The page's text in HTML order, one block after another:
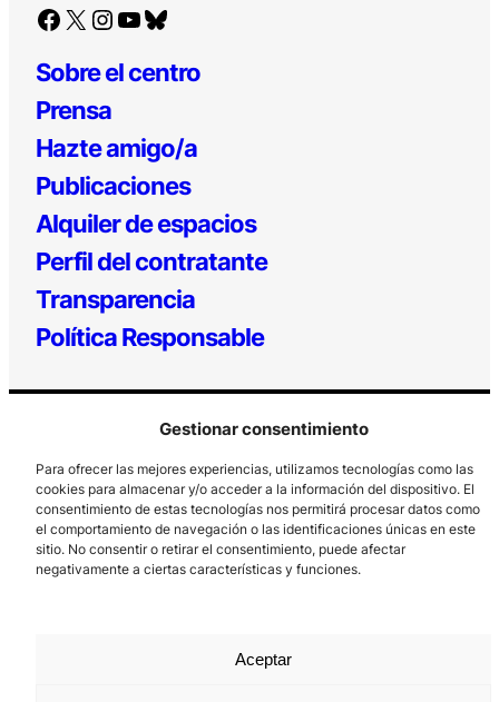
Gestionar consentimiento
Para ofrecer las mejores experiencias, utilizamos tecnologías como las
cookies para almacenar y/o acceder a la información del dispositivo. El
consentimiento de estas tecnologías nos permitirá procesar datos como
el comportamiento de navegación o las identificaciones únicas en este
sitio. No consentir o retirar el consentimiento, puede afectar
negativamente a ciertas características y funciones.
Aceptar
Facebook X Instagram YouTube Bluesky
Sobre el centro
Prensa
Hazte amigo/a
Publicaciones
Alquiler de espacios
Perfil del contratante
Transparencia
Política Responsable
Los Prados, 121 – 33203 Gijón
985 185 577 – info@laboralcentrodearte.org